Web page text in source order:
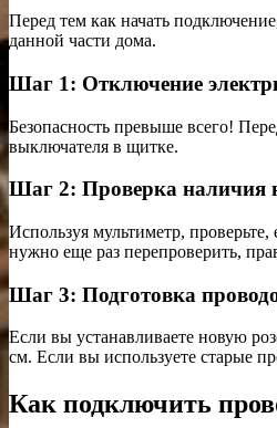
Перед тем как начать
данной части дома.
Шаг 1: Отключение
Безопасность превыше всего!
выключателя в щитке.
Шаг 2: Проверка наличия
Используя мультиметр,
нужно еще раз перепроверить,
Шаг 3: Подготовка
Если вы устанавливаете новую
см. Если вы используете старые
Как подключить